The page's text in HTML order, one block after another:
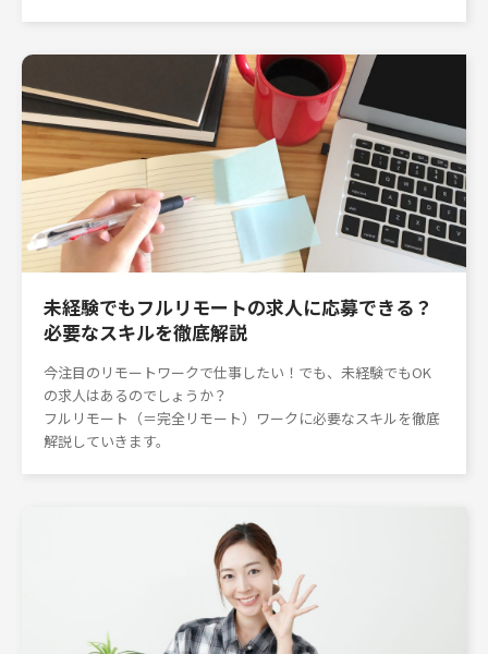
未経験でもフルリモートの求人に応募できる？
必要なスキルを徹底解説
今注目のリモートワークで仕事したい！でも、未経験でもOK
の求人はあるのでしょうか？
フルリモート（＝完全リモート）ワークに必要なスキルを徹底
解説していきます。